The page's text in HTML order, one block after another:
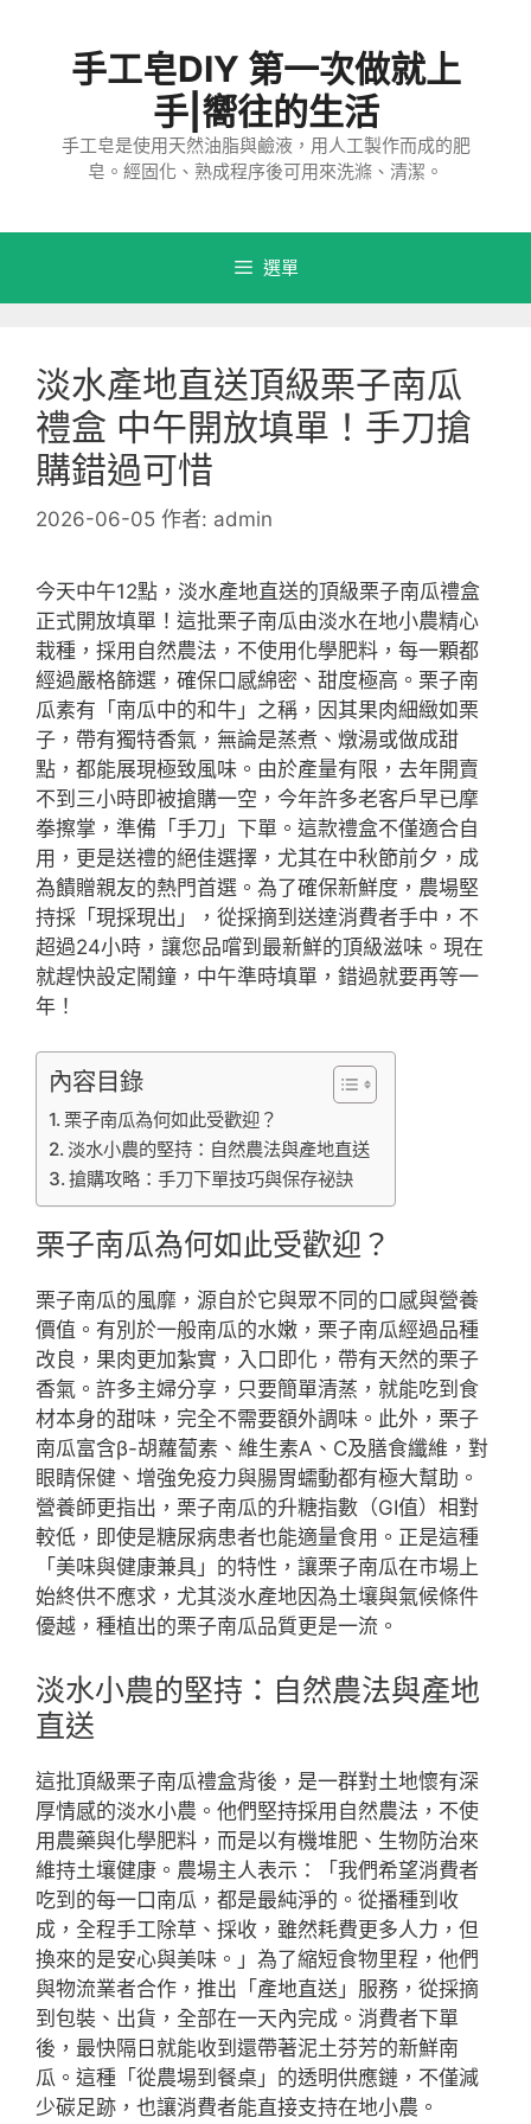
手工皂DIY 第一次做就上
手|嚮往的生活
手工皂是使用天然油脂與鹼液，用人工製作而成的肥
皂。經固化、熟成程序後可用來洗滌、清潔。
選單
淡水產地直送頂級栗子南瓜
禮盒 中午開放填單！手刀搶
購錯過可惜
2026-06-05 作者: admin
今天中午12點，淡水產地直送的頂級栗子南瓜禮盒
正式開放填單！這批栗子南瓜由淡水在地小農精心
栽種，採用自然農法，不使用化學肥料，每一顆都
經過嚴格篩選，確保口感綿密、甜度極高。栗子南
瓜素有「南瓜中的和牛」之稱，因其果肉細緻如栗
子，帶有獨特香氣，無論是蒸煮、燉湯或做成甜
點，都能展現極致風味。由於產量有限，去年開賣
不到三小時即被搶購一空，今年許多老客戶早已摩
拳擦掌，準備「手刀」下單。這款禮盒不僅適合自
用，更是送禮的絕佳選擇，尤其在中秋節前夕，成
為饋贈親友的熱門首選。為了確保新鮮度，農場堅
持採「現採現出」，從採摘到送達消費者手中，不
超過24小時，讓您品嚐到最新鮮的頂級滋味。現在
就趕快設定鬧鐘，中午準時填單，錯過就要再等一
年！
內容目錄
栗子南瓜為何如此受歡迎？
淡水小農的堅持：自然農法與產地直送
搶購攻略：手刀下單技巧與保存祕訣
栗子南瓜為何如此受歡迎？
栗子南瓜的風靡，源自於它與眾不同的口感與營養
價值。有別於一般南瓜的水嫩，栗子南瓜經過品種
改良，果肉更加紮實，入口即化，帶有天然的栗子
香氣。許多主婦分享，只要簡單清蒸，就能吃到食
材本身的甜味，完全不需要額外調味。此外，栗子
南瓜富含β-胡蘿蔔素、維生素A、C及膳食纖維，對
眼睛保健、增強免疫力與腸胃蠕動都有極大幫助。
營養師更指出，栗子南瓜的升糖指數（GI值）相對
較低，即使是糖尿病患者也能適量食用。正是這種
「美味與健康兼具」的特性，讓栗子南瓜在市場上
始終供不應求，尤其淡水產地因為土壤與氣候條件
優越，種植出的栗子南瓜品質更是一流。
淡水小農的堅持：自然農法與產地
直送
這批頂級栗子南瓜禮盒背後，是一群對土地懷有深
厚情感的淡水小農。他們堅持採用自然農法，不使
用農藥與化學肥料，而是以有機堆肥、生物防治來
維持土壤健康。農場主人表示：「我們希望消費者
吃到的每一口南瓜，都是最純淨的。從播種到收
成，全程手工除草、採收，雖然耗費更多人力，但
換來的是安心與美味。」為了縮短食物里程，他們
與物流業者合作，推出「產地直送」服務，從採摘
到包裝、出貨，全部在一天內完成。消費者下單
後，最快隔日就能收到還帶著泥土芬芳的新鮮南
瓜。這種「從農場到餐桌」的透明供應鏈，不僅減
少碳足跡，也讓消費者能直接支持在地小農。